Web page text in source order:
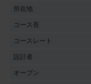
所在地
コース長
コースレート
設計者
オープン